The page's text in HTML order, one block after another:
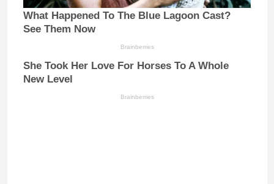
What Happened To The Blue Lagoon Cast?
See Them Now
Brainberries
She Took Her Love For Horses To A Whole
New Level
Brainberries